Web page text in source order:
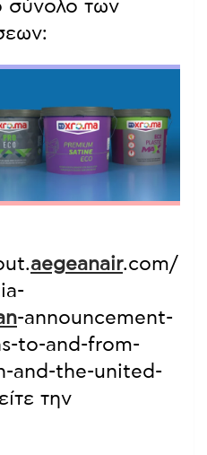
σύνολο των
aegeanair.com/
-announcement-
to-and-from-
and-the-united-
την